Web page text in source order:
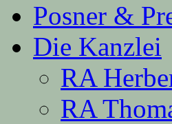
Posner &
Die Kanzlei
RA
RA